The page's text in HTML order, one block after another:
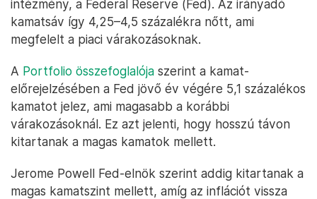
intézmény, a Federal Reserve (Fed). Az irányadó
kamatsáv így 4,25–4,5 százalékra nőtt, ami
megfelelt a piaci várakozásoknak.
A Portfolio összefoglalója szerint a kamat-
előrejelzésében a Fed jövő év végére 5,1 százalékos
kamatot jelez, ami magasabb a korábbi
várakozásoknál. Ez azt jelenti, hogy hosszú távon
kitartanak a magas kamatok mellett.
Jerome Powell Fed-elnök szerint addig kitartanak a
magas kamatszint mellett, amíg az inflációt vissza